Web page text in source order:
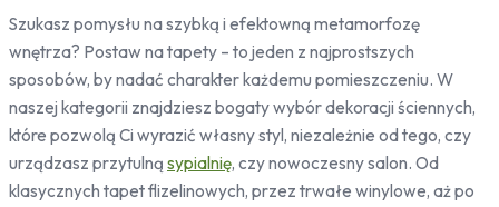
Konie
Ptaki
Ornamenty
Mozaika
Desenie
Kropki
Szukasz pomysłu na szybką i efektowną metamorfozę
wnętrza? Postaw na tapety – to jeden z najprostszych
sposobów, by nadać charakter każdemu pomieszczeniu. W
naszej kategorii znajdziesz bogaty wybór dekoracji ściennych,
które pozwolą Ci wyrazić własny styl, niezależnie od tego, czy
urządzasz przytulną sypialnię, czy nowoczesny salon. Od
klasycznych tapet flizelinowych, przez trwałe winylowe, aż po